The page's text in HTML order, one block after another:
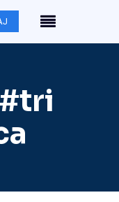
#tri